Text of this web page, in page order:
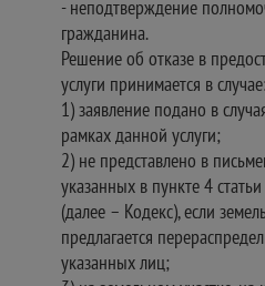
- неподтверждение
гражданина.
Решение об отказе в
услуги принимается в случае:
1) заявление подано в
рамках данной услуги;
2) не представлено в
указанных в пункте 4
(далее – Кодекс), если
предлагается
указанных лиц;